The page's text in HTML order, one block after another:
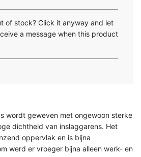
of stock? Click it anyway and let
a message when this product
wordt geweven met ongewoon sterke
dichtheid van inslaggarens. Het
oppervlak en is bijna
werd er vroeger bijna alleen werk- en